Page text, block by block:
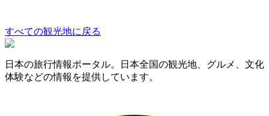
すべての観光地に戻る
日本の旅行情報ポータル。日本全国の観光地、グルメ、文化
体験などの情報を提供しています。